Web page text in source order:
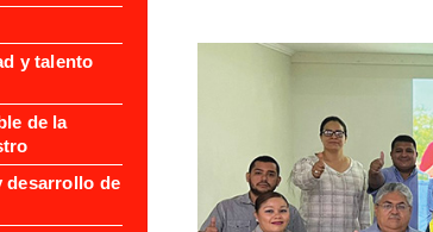
y talento
de la
desarrollo de